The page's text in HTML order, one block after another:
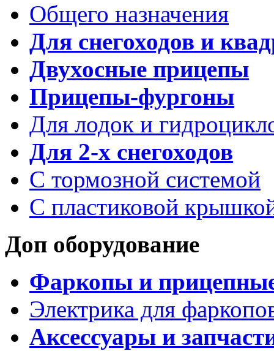
Общего назначения
Для снегоходов и
Двухосные прицепы
Прицепы-фургоны
Для лодок и
Для 2-х снегоходов
С тормозной системой
С пластиковой
Доп оборудование
Фаркопы и
Электрика для
Аксессуары и